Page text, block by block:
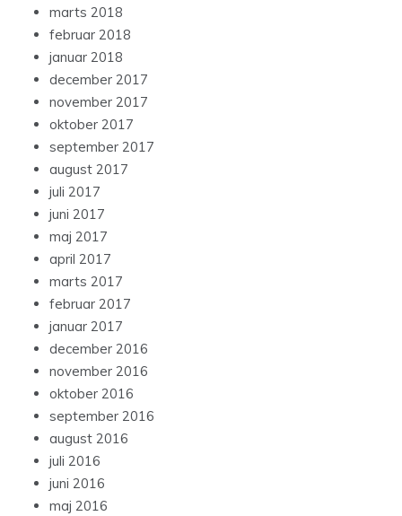
marts 2018
februar 2018
januar 2018
december 2017
november 2017
oktober 2017
september 2017
august 2017
juli 2017
juni 2017
maj 2017
april 2017
marts 2017
februar 2017
januar 2017
december 2016
november 2016
oktober 2016
september 2016
august 2016
juli 2016
juni 2016
maj 2016